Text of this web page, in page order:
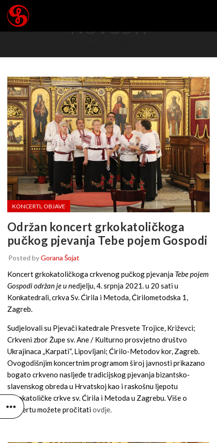
NOVOSTI
KONCERTI, OBJAVE
Održan koncert grkokatoličkoga
pučkog pjevanja Tebe pojem Gospodi
Posted byGorana Šojat
Koncert grkokatoličkoga crkvenog pučkog pjevanja Tebe pojem
Gospodi održan je u nedjelju, 4. srpnja 2021. u 20 sati u
Konkatedrali, crkva Sv. Ćirila i Metoda, Ćirilometodska 1,
Zagreb.
Sudjelovali su Pjevači katedrale Presvete Trojice, Križevci;
Crkveni zbor Župe sv. Ane / Kulturno prosvjetno društvo
Ukrajinaca „Karpati“, Lipovljani; Ćirilo-Metodov kor, Zagreb.
Ovogodišnjim koncertnim programom široj javnosti prikazano
bogato crkveno nasljeđe tradicijskog pjevanja bizantsko-
slavenskog obreda u Hrvatskoj kao i raskošnu ljepotu
grkokatoličke crkve sv. Ćirila i Metoda u Zagrebu. Više o
koncertu možete pročitatiovdje.